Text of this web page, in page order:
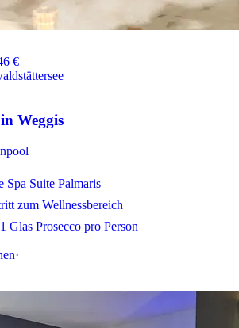
€
Weggis
Spa Suite Palmaris
zum Wellnessbereich
Glas Prosecco pro Person
·